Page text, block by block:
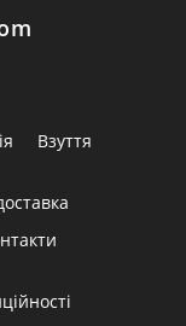
Взуття